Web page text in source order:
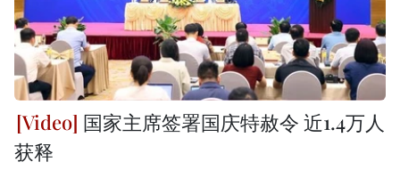
国家主席签署国庆特赦令 近1.4万人
获释